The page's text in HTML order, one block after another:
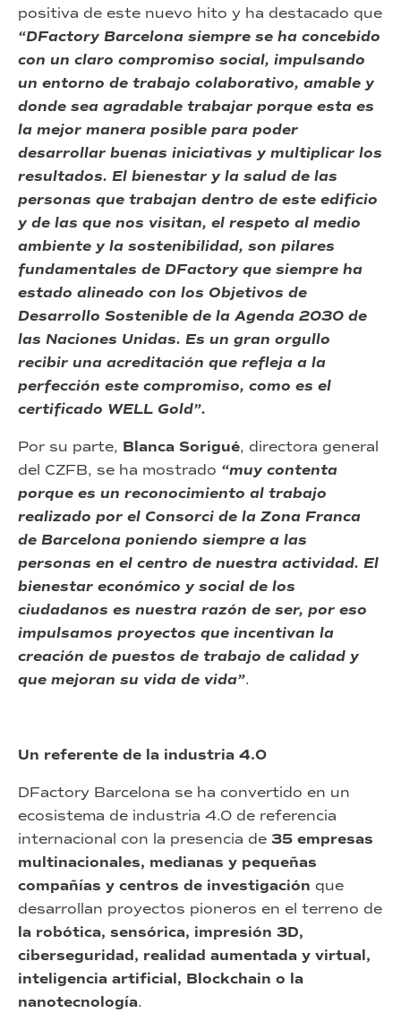
positiva de este nuevo hito y ha destacado que
“DFactory Barcelona siempre se ha concebido
con un claro compromiso social, impulsando
un entorno de trabajo colaborativo, amable y
donde sea agradable trabajar porque esta es
la mejor manera posible para poder
desarrollar buenas iniciativas y multiplicar los
resultados. El bienestar y la salud de las
personas que trabajan dentro de este edificio
y de las que nos visitan, el respeto al medio
ambiente y la sostenibilidad, son pilares
fundamentales de DFactory que siempre ha
estado alineado con los Objetivos de
Desarrollo Sostenible de la Agenda 2030 de
las Naciones Unidas. Es un gran orgullo
recibir una acreditación que refleja a la
perfección este compromiso, como es el
certificado WELL Gold”.
Por su parte, Blanca Sorigué, directora general
del CZFB, se ha mostrado “muy contenta
porque es un reconocimiento al trabajo
realizado por el Consorci de la Zona Franca
de Barcelona poniendo siempre a las
personas en el centro de nuestra actividad. El
bienestar económico y social de los
ciudadanos es nuestra razón de ser, por eso
impulsamos proyectos que incentivan la
creación de puestos de trabajo de calidad y
que mejoran su vida de vida”.
Un referente de la industria 4.0
DFactory Barcelona se ha convertido en un
ecosistema de industria 4.0 de referencia
internacional con la presencia de 35 empresas
multinacionales, medianas y pequeñas
compañías y centros de investigación que
desarrollan proyectos pioneros en el terreno de
la robótica, sensórica, impresión 3D,
ciberseguridad, realidad aumentada y virtual,
inteligencia artificial, Blockchain o la
nanotecnología.